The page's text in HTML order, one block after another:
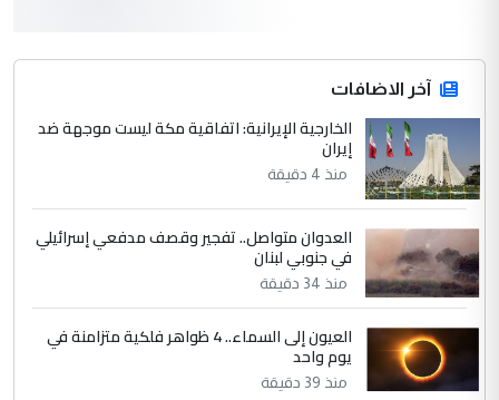
hadi
التعليق : تحيه اخويه حسينيه اي انسان مهما
كان محدود المعرفه بتفاصيل احداث المنطقه
يقول بما لايقبل ...
الموضوع :أردوغان يؤكد ان اتفاقية مكة للدفاع
المشترك لا تستهدف أية دولة ومفتوحة لانضمام
الدول الشقيقة
يوسف غزوان عصمت
التعليق : بكالوريوس فيزياء طبية متزوج و
زوجتي أيضا بكالوريوس سكني بغداد أرغب في
آخر الاضافات
الخارجية الإيرانية: اتفاقية مكة ليست موجهة ضد
إيران
منذ 4 دقيقة
العدوان متواصل.. تفجير وقصف مدفعي إسرائيلي
في جنوبي لبنان
منذ 34 دقيقة
العيون إلى السماء.. 4 ظواهر فلكية متزامنة في
يوم واحد
منذ 39 دقيقة